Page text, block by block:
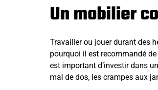
Un mobilier
Travailler ou jouer durant des
pourquoi il est recommandé
est important d’investir dans
mal de dos, les crampes aux